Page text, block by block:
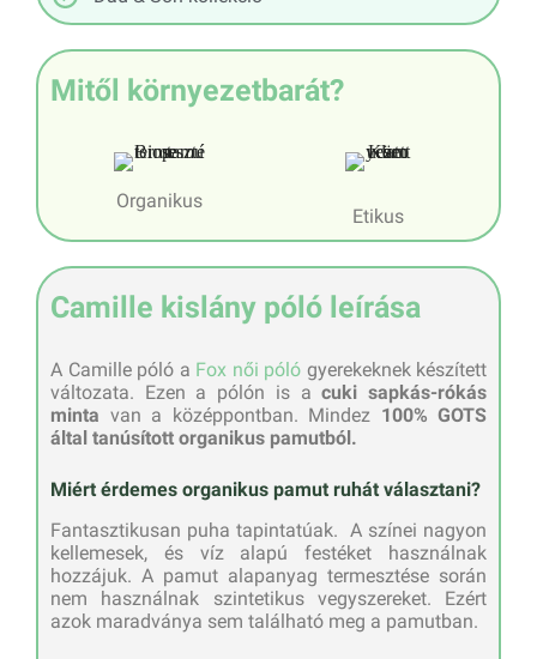
Mitől környezetbarát?
Organikus
Etikus
Camille kislány póló leírása
A Camille póló a Fox női póló gyerekeknek készített
változata. Ezen a pólón is acuki sapkás-rókás
minta van a középpontban. Mindez 100% GOTS
által tanúsított organikus pamutból.
Miért érdemes organikus pamut ruhát választani?
Fantasztikusan puha tapintatúak. A színei nagyon
kellemesek, és víz alapú festéket használnak
hozzájuk. A pamut alapanyag termesztése során
nem használnak szintetikus vegyszereket. Ezért
azok maradványa sem található meg a pamutban.